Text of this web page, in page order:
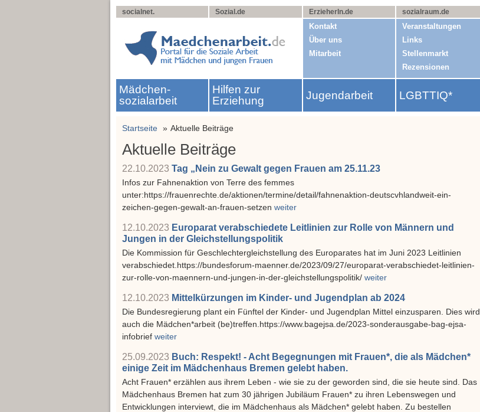
socialnet. Sozial.de ErzieherIn.de sozialraum.de
Kontakt
Über uns
Mitarbeit
Veranstaltungen
Links
Stellenmarkt
Rezensionen
Mädchen­
sozialarbeit
Hilfen zur
Erziehung
Jugendarbeit LGBTTIQ*
Startseite Aktuelle Beiträge
Aktuelle Beiträge
22.10.2023 Tag „Nein zu Gewalt gegen Frauen am 25.11.23
Infos zur Fahnenaktion von Terre des femmes
unter:https://frauenrechte.de/aktionen/termine/detail/fahnenaktion-deutscvhlandweit-ein-
zeichen-gegen-gewalt-an-frauen-setzen weiter
12.10.2023 Europarat verabschiedete Leitlinien zur Rolle von Männern und
Jungen in der Gleichstellungspolitik
Die Kommission für Geschlechtergleichstellung des Europarates hat im Juni 2023 Leitlinien
verabschiedet.https://bundesforum-maenner.de/2023/09/27/europarat-verabschiedet-leitlinien-
zur-rolle-von-maennern-und-jungen-in-der-gleichstellungspolitik/ weiter
12.10.2023 Mittelkürzungen im Kinder- und Jugendplan ab 2024
Die Bundesregierung plant ein Fünftel der Kinder- und Jugendplan Mittel einzusparen. Dies wird
auch die Mädchen*arbeit (be)treffen.https://www.bagejsa.de/2023-sonderausgabe-bag-ejsa-
infobrief weiter
25.09.2023 Buch: Respekt! - Acht Begegnungen mit Frauen*, die als Mädchen*
einige Zeit im Mädchenhaus Bremen gelebt haben.
Acht Frauen* erzählen aus ihrem Leben - wie sie zu der geworden sind, die sie heute sind. Das
Mädchenhaus Bremen hat zum 30 jährigen Jubiläum Frauen* zu ihren Lebenswegen und
Entwicklungen interviewt, die im Mädchenhaus als Mädchen* gelebt haben. Zu bestellen